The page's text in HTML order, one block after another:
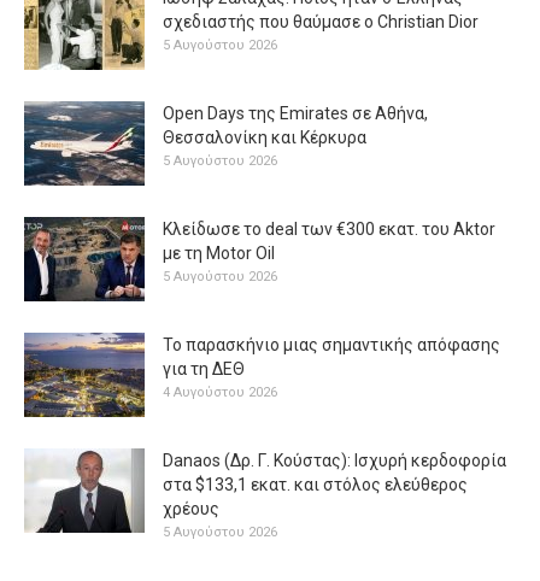
σχεδιαστής που θαύμασε ο Christian Dior
5 Αυγούστου 2026
Open Days της Emirates σε Αθήνα,
Θεσσαλονίκη και Κέρκυρα
5 Αυγούστου 2026
Κλείδωσε το deal των €300 εκατ. του Aktor
με τη Μotor Oil
5 Αυγούστου 2026
Το παρασκήνιο μιας σημαντικής απόφασης
για τη ΔΕΘ
4 Αυγούστου 2026
Danaos (Δρ. Γ. Κούστας): Ισχυρή κερδοφορία
στα $133,1 εκατ. και στόλος ελεύθερος
χρέους
5 Αυγούστου 2026